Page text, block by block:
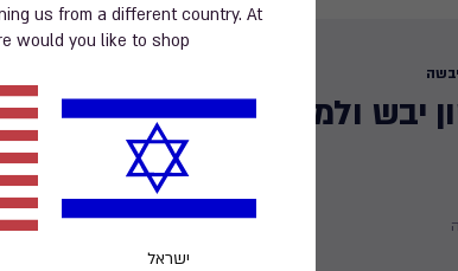
us from a different country. At
would you like to shop?
ישראל
יבש ולמניעת